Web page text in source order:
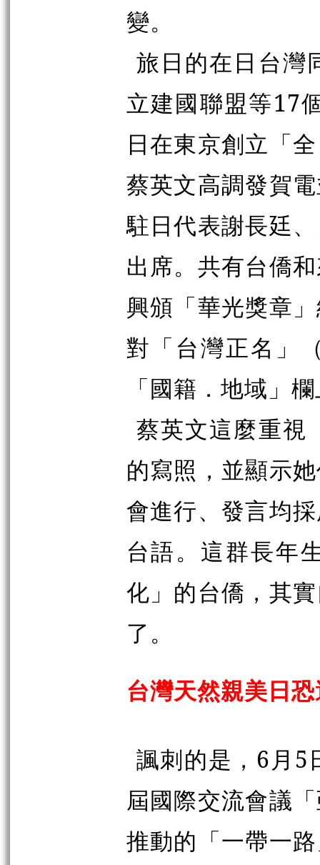
變。
旅日的在日台灣
立建國聯盟等17
日在東京創立「
蔡英文高調發賀
駐日代表謝長廷
出席。共有台僑
興頒「華光獎章
對「台灣正名」
「國籍．地域」
蔡英文這麼重視
的寫照，並顯示
會進行、發言均
台語。這群長年
化」的台僑，其
了。
台灣天然親美日
諷刺的是，6月5
屆國際交流會議
推動的「一帶一